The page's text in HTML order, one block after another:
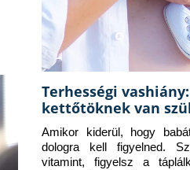
Terhességi
kettőtöknek van
Amikor kiderül, hogy
dologra kell figyelned.
vitamint, figyelsz a